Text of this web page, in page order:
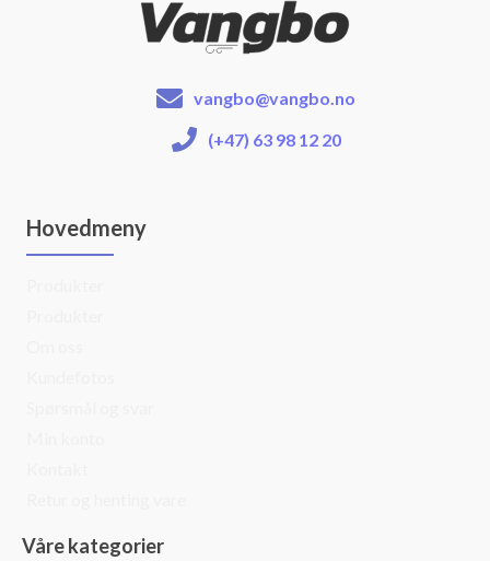
vangbo@vangbo.no
(+47) 63 98 12 20
Hovedmeny
Våre kategorier